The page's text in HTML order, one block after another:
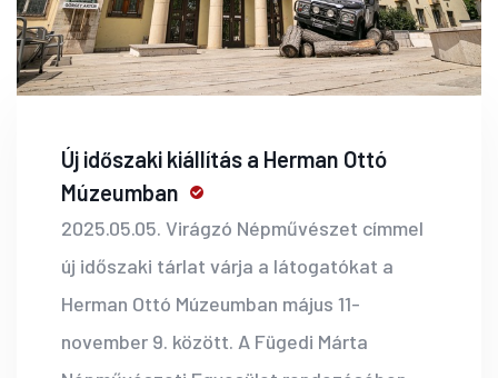
Új időszaki kiállítás a Herman Ottó
Múzeumban
2025.05.05. Virágzó Népművészet címmel
új időszaki tárlat várja a látogatókat a
Herman Ottó Múzeumban május 11-
november 9. között. A Fügedi Márta